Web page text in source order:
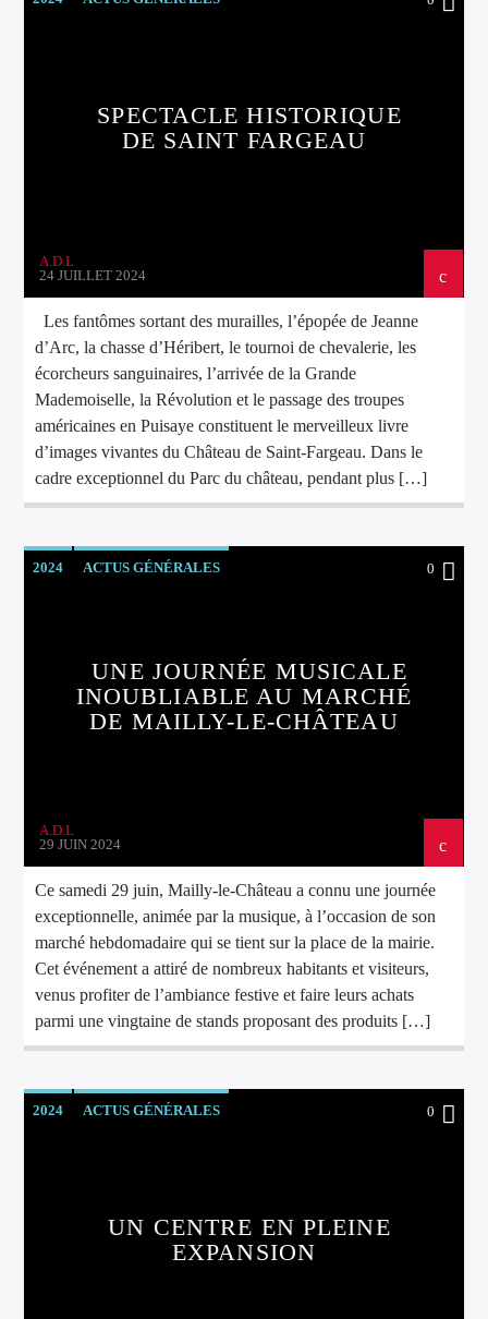
SPECTACLE HISTORIQUE
DE SAINT FARGEAU
A.D.L
24 JUILLET 2024
Les fantômes sortant des murailles, l’épopée de Jeanne
d’Arc, la chasse d’Héribert, le tournoi de chevalerie, les
écorcheurs sanguinaires, l’arrivée de la Grande
Mademoiselle, la Révolution et le passage des troupes
américaines en Puisaye constituent le merveilleux livre
d’images vivantes du Château de Saint-Fargeau. Dans le
cadre exceptionnel du Parc du château, pendant plus […]
2024 ACTUS GÉNÉRALES 0
UNE JOURNÉE MUSICALE
INOUBLIABLE AU MARCHÉ
DE MAILLY-LE-CHÂTEAU
A.D.L
29 JUIN 2024
Ce samedi 29 juin, Mailly-le-Château a connu une journée
exceptionnelle, animée par la musique, à l’occasion de son
marché hebdomadaire qui se tient sur la place de la mairie.
Cet événement a attiré de nombreux habitants et visiteurs,
venus profiter de l’ambiance festive et faire leurs achats
parmi une vingtaine de stands proposant des produits […]
2024 ACTUS GÉNÉRALES 0
UN CENTRE EN PLEINE
EXPANSION